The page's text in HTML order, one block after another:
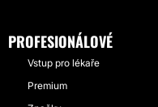
PROFESIONÁLOVÉ
Vstup pro lékaře
Premium